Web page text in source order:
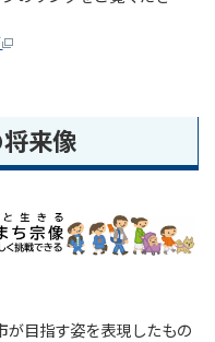
来像
目指す姿を表現したもの